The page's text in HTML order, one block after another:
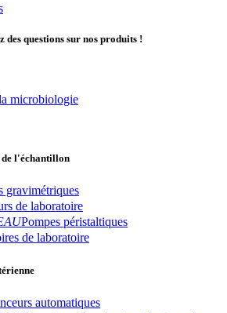
des questions sur nos produits !
microbiologie
l'échantillon
gravimétriques
de laboratoire
Pompes péristaltiques
de laboratoire
automatiques